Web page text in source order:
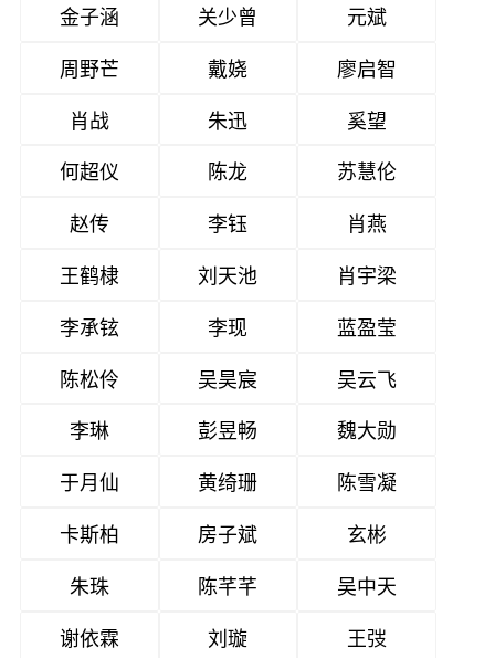
金子涵 关少曾
元斌
周野芒
戴娆
廖启智
肖战
朱迅
奚望
何超仪
陈龙
苏慧伦
赵传
李钰
肖燕
王鹤棣
刘天池
肖宇梁
李承铉
李现
蓝盈莹
陈松伶
吴昊宸
吴云飞
李琳
彭昱畅
魏大勋
于月仙
黄绮珊
陈雪凝
卡斯柏
房子斌
玄彬
朱珠
陈芊芊
吴中天
谢依霖
刘璇 王弢